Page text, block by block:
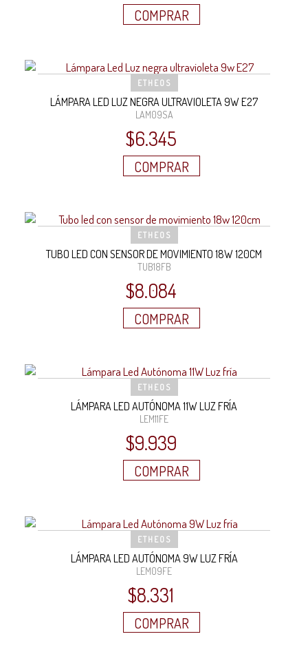
COMPRAR
ETHEOS
LÁMPARA LED LUZ NEGRA ULTRAVIOLETA 9W E27
LAM09SA
$6.345
COMPRAR
ETHEOS
TUBO LED CON SENSOR DE MOVIMIENTO 18W 120CM
TUB18FB
$8.084
COMPRAR
ETHEOS
LÁMPARA LED AUTÓNOMA 11W LUZ FRÍA
LEM11FE
$9.939
COMPRAR
ETHEOS
LÁMPARA LED AUTÓNOMA 9W LUZ FRÍA
LEM09FE
$8.331
COMPRAR